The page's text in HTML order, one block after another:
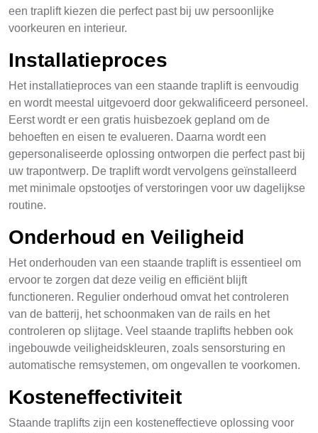
een traplift kiezen die perfect past bij uw persoonlijke
voorkeuren en interieur.
Installatieproces
Het installatieproces van een staande traplift is eenvoudig
en wordt meestal uitgevoerd door gekwalificeerd personeel.
Eerst wordt er een gratis huisbezoek gepland om de
behoeften en eisen te evalueren. Daarna wordt een
gepersonaliseerde oplossing ontworpen die perfect past bij
uw trapontwerp. De traplift wordt vervolgens geïnstalleerd
met minimale opstootjes of verstoringen voor uw dagelijkse
routine.
Onderhoud en Veiligheid
Het onderhouden van een staande traplift is essentieel om
ervoor te zorgen dat deze veilig en efficiënt blijft
functioneren. Regulier onderhoud omvat het controleren
van de batterij, het schoonmaken van de rails en het
controleren op slijtage. Veel staande traplifts hebben ook
ingebouwde veiligheidskleuren, zoals sensorsturing en
automatische remsystemen, om ongevallen te voorkomen.
Kosteneffectiviteit
Staande traplifts zijn een kosteneffectieve oplossing voor